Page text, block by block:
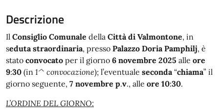
Descrizione
Il Consiglio Comunale della Città di Valmontone, in
seduta straordinaria, presso Palazzo Doria Pamphilj, è
stato convocato per il giorno 6 novembre 2025 alle ore
9:30 (in 1^ convocazione); l’eventuale seconda “chiama” il
giorno seguente, 7 novembre p.v., alle ore 10:30.
L’ORDINE DEL GIORNO: